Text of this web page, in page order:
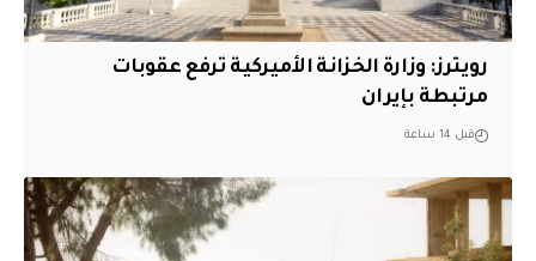
‏رويترز: وزارة الخزانة الأميركية ترفع عقوبات
مرتبطة بإيران
قبل 14 ساعة